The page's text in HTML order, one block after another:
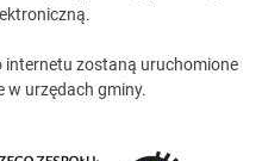
internetu zostaną uruchomione
w urzędach gminy.